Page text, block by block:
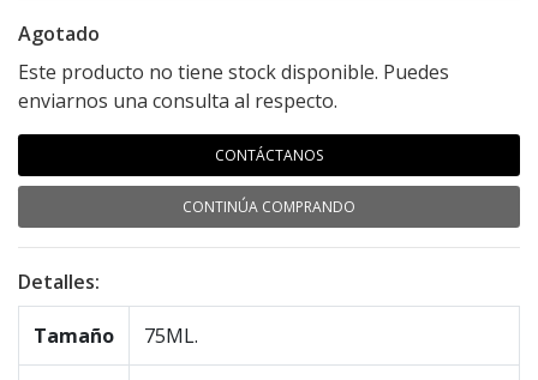
Agotado
Este producto no tiene stock disponible. Puedes
enviarnos una consulta al respecto.
CONTÁCTANOS
CONTINÚA COMPRANDO
Detalles:
Tamaño 75ML.